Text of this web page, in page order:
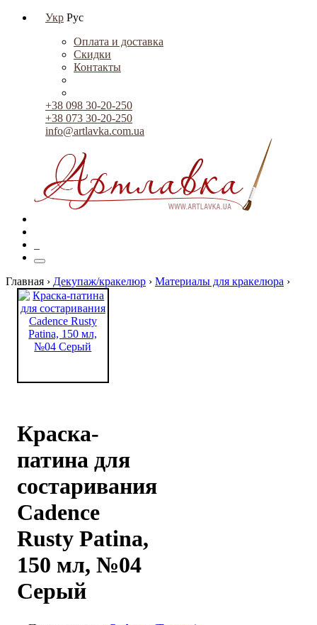
Укр Рус
Оплата и доставка
Скидки
Контакты
+38 098 30-20-250
+38 073 30-20-250
info@artlavka.com.ua
Главная › Декупаж/кракелюр › Материалы для кракелюра ›
Краска-
патина для
состаривания
Cadenсe
Rusty Patina,
150 мл, №04
Серый